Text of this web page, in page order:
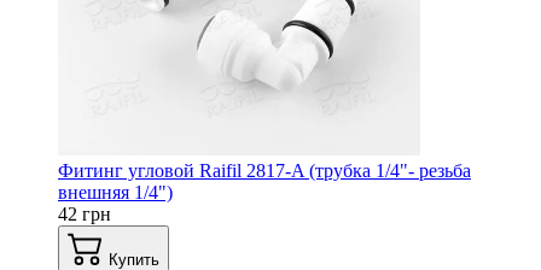
Фитинг угловой Raifil 2817-A (трубка 1/4"- резьба
внешняя 1/4")
42 грн
Купить